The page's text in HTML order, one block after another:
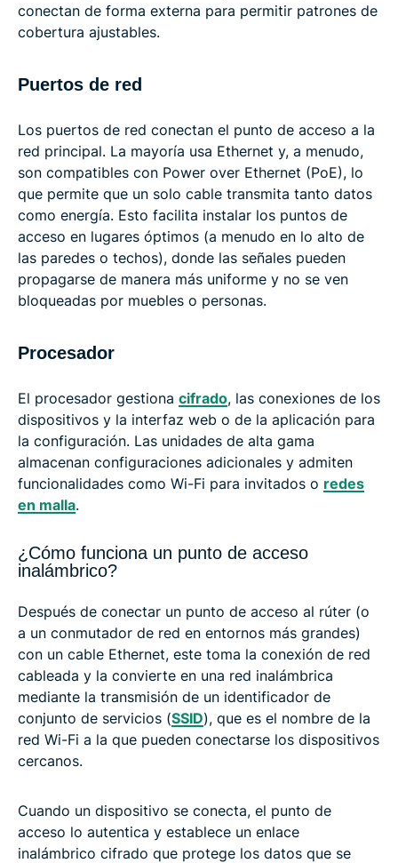
conectan de forma externa para permitir patrones de
cobertura ajustables.
Puertos de red
Los puertos de red conectan el punto de acceso a la
red principal. La mayoría usa Ethernet y, a menudo,
son compatibles con Power over Ethernet (PoE), lo
que permite que un solo cable transmita tanto datos
como energía. Esto facilita instalar los puntos de
acceso en lugares óptimos (a menudo en lo alto de
las paredes o techos), donde las señales pueden
propagarse de manera más uniforme y no se ven
bloqueadas por muebles o personas.
Procesador
El procesador gestiona cifrado, las conexiones de los
dispositivos y la interfaz web o de la aplicación para
la configuración. Las unidades de alta gama
almacenan configuraciones adicionales y admiten
funcionalidades como Wi-Fi para invitados o redes
en malla.
¿Cómo funciona un punto de acceso
inalámbrico?
Después de conectar un punto de acceso al rúter (o
a un conmutador de red en entornos más grandes)
con un cable Ethernet, este toma la conexión de red
cableada y la convierte en una red inalámbrica
mediante la transmisión de un identificador de
conjunto de servicios (SSID), que es el nombre de la
red Wi-Fi a la que pueden conectarse los dispositivos
cercanos.
Cuando un dispositivo se conecta, el punto de
acceso lo autentica y establece un enlace
inalámbrico cifrado que protege los datos que se